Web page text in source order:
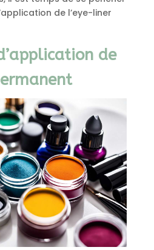
de l’eye-liner
de